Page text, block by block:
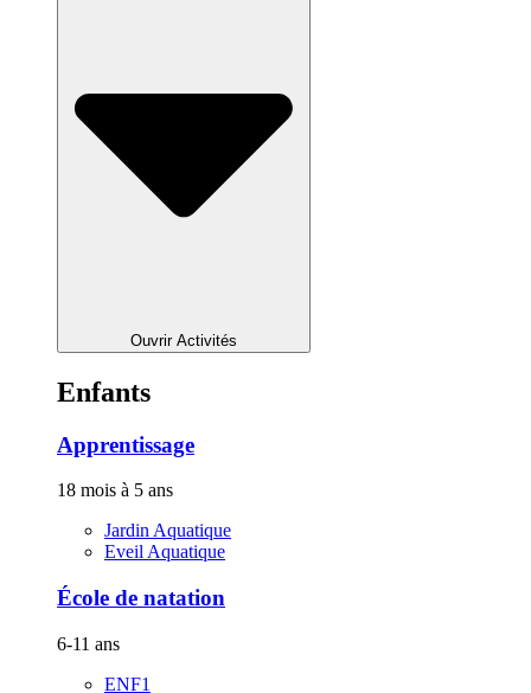
Ouvrir Activités
Enfants
Apprentissage
18 mois à 5 ans
Jardin Aquatique
Eveil Aquatique
École de natation
6-11 ans
ENF1